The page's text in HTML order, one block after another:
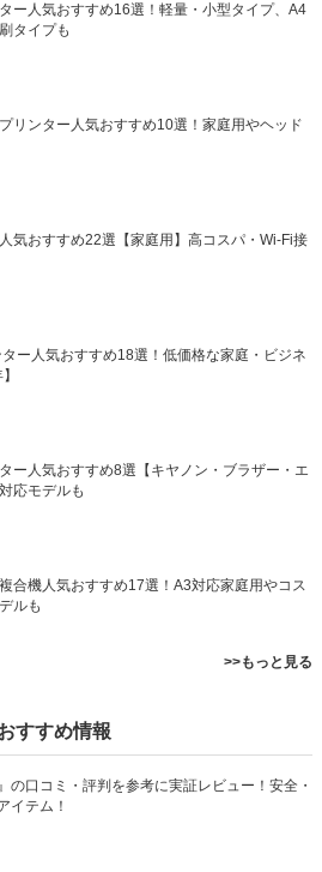
ー人気おすすめ16選！軽量・小型タイプ、A4
タイプも
リンター人気おすすめ10選！家庭用やヘッド
気おすすめ22選【家庭用】高コスパ・Wi-Fi接
ー人気おすすめ18選！低価格な家庭・ビジネ
ー人気おすすめ8選【キヤノン・ブラザー・エ
応モデルも
合機人気おすすめ17選！A3対応家庭用やコス
ルも
>>もっと見る
すすめ情報
の口コミ・評判を参考に実証レビュー！安全・
イテム！